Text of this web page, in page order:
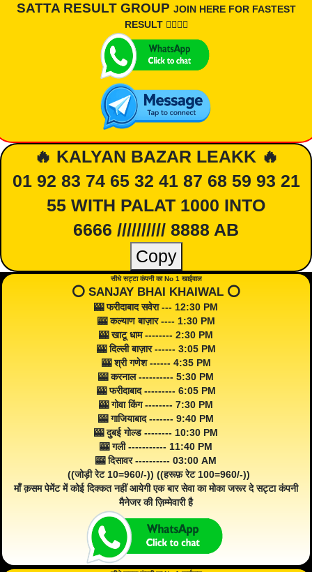
SATTA RESULT GROUP JOIN HERE FOR FASTEST
RESULT 👇🏾👇🏾
🔥 KALYAN BAZAR LEAKK 🔥
01 92 83 74 65 32 41 87 68 59 93 21
55 WITH PALAT 1000 INTO
6666 ////////// 8888 AB
Copy
सीधे सट्टा कंपनी का No 1 खाईवाल
⭕️ SANJAY BHAI KHAIWAL ⭕️
🎰 फरीदाबाद सवेरा --- 12:30 PM
🎰 कल्याण बाज़ार ---- 1:30 PM
🎰 खाटू धाम -------- 2:30 PM
🎰 दिल्ली बाज़ार ------ 3:05 PM
🎰 श्री गणेश ------ 4:35 PM
🎰 करनाल ---------- 5:30 PM
🎰 फरीदाबाद --------- 6:05 PM
🎰 गोवा किंग -------- 7:30 PM
🎰 गाजियाबाद ------- 9:40 PM
🎰 दुबई गोल्ड -------- 10:30 PM
🎰 गली ----------- 11:40 PM
🎰 दिसावर ---------- 03:00 AM
((जोड़ी रेट 10=960/-)) ((हरूफ़ रेट 100=960/-))
माँ क़सम पेमेंट में कोई दिक्कत नहीं आयेगी एक बार सेवा का मोका जरूर दे सट्टा कंपनी
मैनेजर की ज़िम्मेवारी है